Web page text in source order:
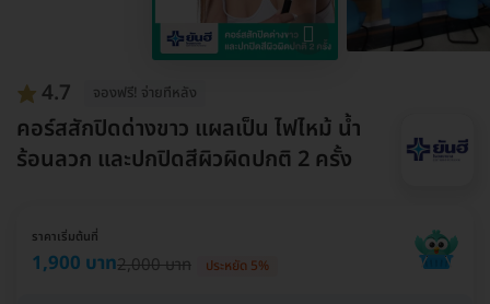
4.7 จองฟรี! จ่ายทีหลัง
คอร์สสักปิดด่างขาว แผลเป็น ไฟไหม้ น้ำ
ร้อนลวก และปกปิดสีผิวผิดปกติ 2 ครั้ง
ราคาเริ่มต้นที่
1,900 บาท2,000 บาท ประหยัด 5%